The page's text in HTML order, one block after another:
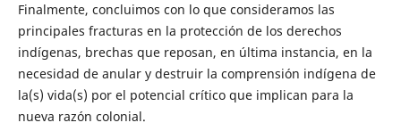
Finalmente, concluimos con lo que consideramos las
principales fracturas en la protección de los derechos
indígenas, brechas que reposan, en última instancia, en la
necesidad de anular y destruir la comprensión indígena de
la(s) vida(s) por el potencial crítico que implican para la
nueva razón colonial.